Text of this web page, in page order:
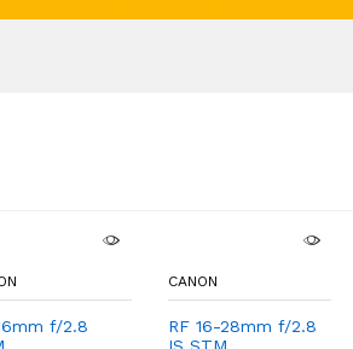
f/2.8
CANON
RF 16-28mm f/2.8